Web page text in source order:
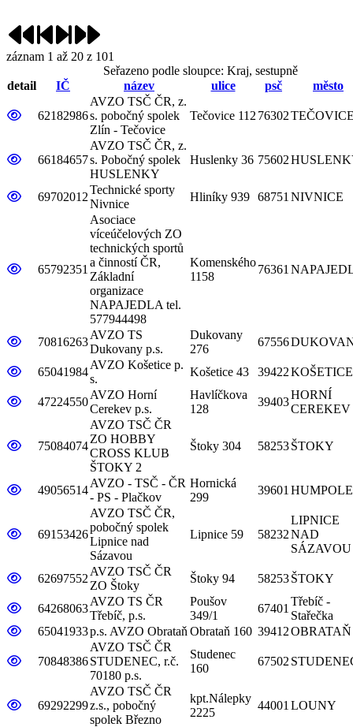
Na první stránku
Předchozí
Další
záznam 1 až 20 z 101
Seřazeno podle sloupce: Kraj, sestupně
detail
IČ název ulice psč město
detail základní organizace
62182986
AVZO TSČ ČR, z.
s. pobočný spolek
Zlín - Tečovice
Tečovice 112 76302
detail základní organizace
66184657
AVZO TSČ ČR, z.
s. Pobočný spolek
HUSLENKY
Huslenky 36 75602
detail základní organizace
69702012
Technické sporty
Nivnice
Hliníky 939 68751 NIVNICE
detail základní organizace
65792351
Asociace
víceúčelových ZO
technických sportů
a činností ČR,
Základní
organizace
NAPAJEDLA tel.
577944498
Komenského
1158
76361
detail základní organizace
70816263
AVZO TS
Dukovany p.s.
Dukovany
276
67556
detail základní organizace
65041984
AVZO Košetice p.
s.
Košetice 43 39422KOŠETICE
detail základní organizace
47224550
AVZO Horní
Cerekev p.s.
Havlíčkova
128
39403
HORNÍ
CEREKEV
detail základní organizace
75084074
AVZO TSČ ČR
ZO HOBBY
CROSS KLUB
ŠTOKY 2
Štoky 304 58253ŠTOKY
detail základní organizace
49056514
AVZO - TSČ - ČR
- PS - Plačkov
Hornická
299
39601
detail základní organizace
69153426
AVZO TSČ ČR,
pobočný spolek
Lipnice nad
Sázavou
Lipnice 59 58232
LIPNICE
NAD
SÁZAVOU
detail základní organizace
62697552
AVZO TSČ ČR
ZO Štoky
Štoky 94 58253ŠTOKY
detail základní organizace
64268063
AVZO TS ČR
Třebíč, p.s.
Poušov
349/1
67401
Třebíč -
Stařečka
detail základní organizace
65041933p.s. AVZO Obrataň Obrataň 160 39412OBRATAŇ
detail základní organizace
70848386
AVZO TSČ ČR
STUDENEC, r.č.
70180 p.s.
Studenec
160
67502
detail základní organizace
69292299
AVZO TSČ ČR
z.s., pobočný
spolek Březno
kpt.Nálepky
2225
44001 LOUNY